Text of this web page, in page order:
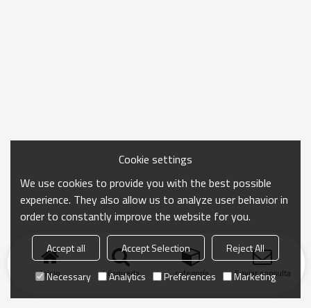
Inicio búsqueda categoría Enviar consulta
Cookie settings
We use cookies to provide you with the best possible
experience. They also allow us to analyze user behavior in
order to constantly improve the website for you.
Accept all Accept Selection
Reject All
Necessary
Analytics Preferences Marketing